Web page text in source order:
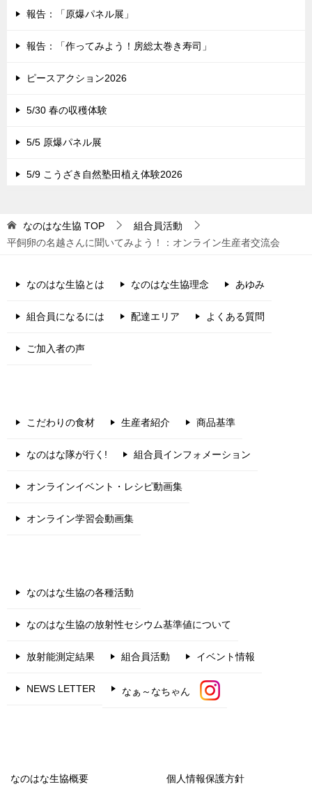
報告：「原爆パネル展」
報告：「作ってみよう！房総太巻き寿司」
ピースアクション2026
5/30 春の収穫体験
5/5 原爆パネル展
5/9 こうざき自然塾田植え体験2026
なのはな生協 TOP
組合員活動
平飼卵の名越さんに聞いてみよう！：オンライン生産者交流会
なのはな生協とは なのはな生協理念 あゆみ
組合員になるには 配達エリア よくある質問
ご加入者の声
こだわりの食材 生産者紹介 商品基準
なのはな隊が行く! 組合員インフォメーション
オンラインイベント・レシピ動画集
オンライン学習会動画集
なのはな生協の各種活動
なのはな生協の放射性セシウム基準値について
放射能測定結果 組合員活動 イベント情報
NEWS LETTER なぁ～なちゃん
なのはな生協概要 個人情報保護方針